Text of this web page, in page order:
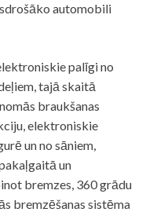
automobili
palīgi no
tajā skaitā
braukšanas
elektroniskie
un no sāniem,
un
bremzes, 360 grādu
bremzēšanas sistēma